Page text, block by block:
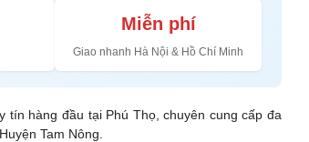
Miễn phí
Giao nhanh Hà Nội & Hồ Chí Minh
tín hàng đầu tại Phú Thọ, chuyên cung cấp đa
Tam Nông.